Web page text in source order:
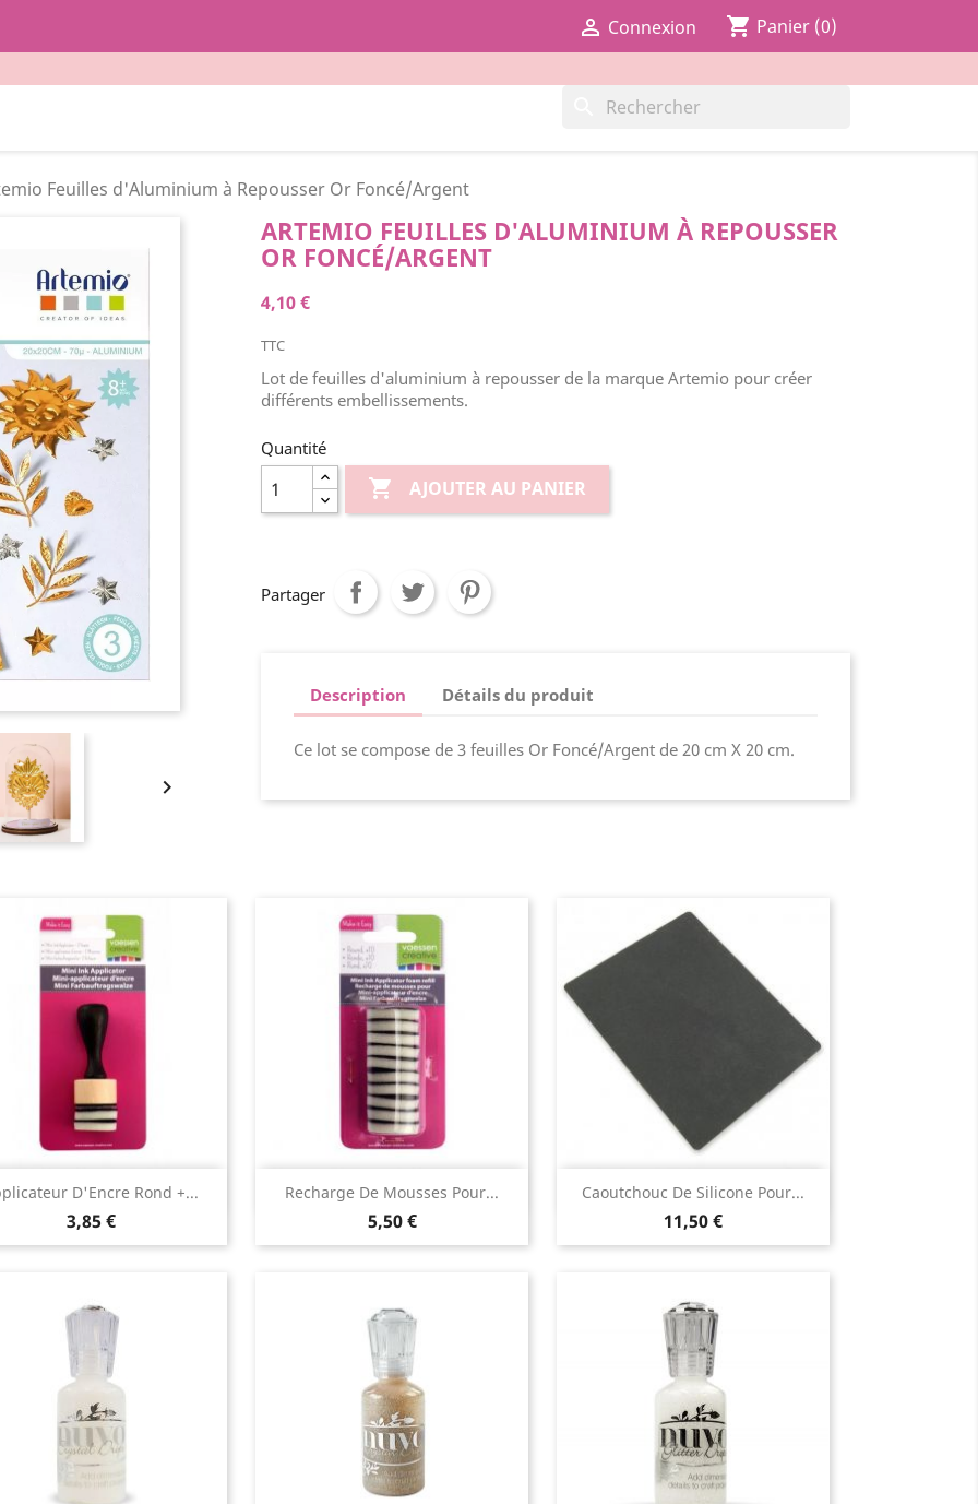
 Connexion shopping_cart Panier (0)
Feuilles d'Aluminium à Repousser Or Foncé/Argent

ARTEMIO FEUILLES D'ALUMINIUM À REPOUSSER
OR FONCÉ/ARGENT
4,10 €
TTC
Lot de feuilles d'aluminium à repousser de la marque Artemio pour créer
différents embellissements.
Quantité
 AJOUTER AU PANIER
Partager
Description Détails du produit
Ce lot se compose de 3 feuilles Or Foncé/Argent de 20 cm X 20 cm.
D'Encre Rond +...
3,85 €
Aperçu rapide Recharge De Mousses Pour...
5,50 €
Aperçu rapide Caoutchouc De Silicone Pour...
11,50 €
Aperçu rapide